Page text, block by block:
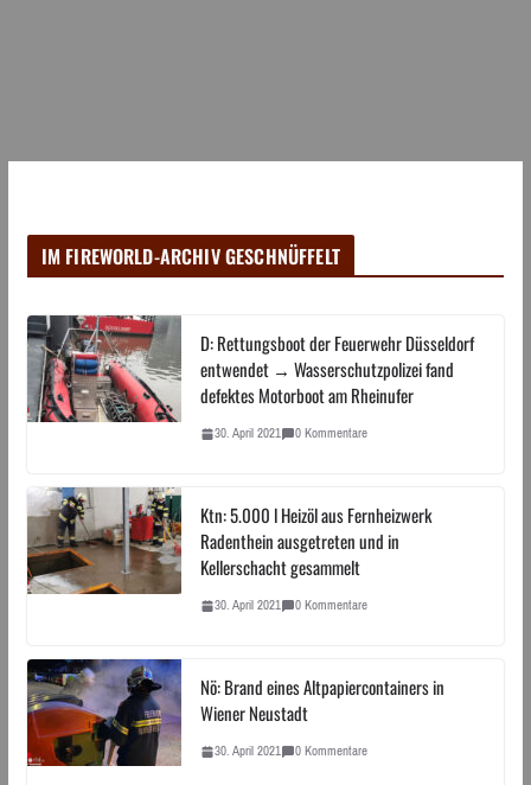
IM FIREWORLD-ARCHIV GESCHNÜFFELT
D: Rettungsboot der Feuerwehr Düsseldorf
entwendet → Wasserschutzpolizei fand
defektes Motorboot am Rheinufer
30. April 2021 0 Kommentare
Ktn: 5.000 l Heizöl aus Fernheizwerk
Radenthein ausgetreten und in
Kellerschacht gesammelt
30. April 2021 0 Kommentare
Nö: Brand eines Altpapiercontainers in
Wiener Neustadt
30. April 2021 0 Kommentare